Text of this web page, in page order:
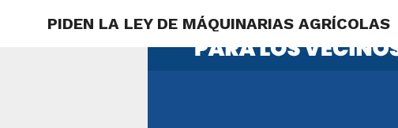
PIDEN LA LEY DE MÁQUINARIAS AGRÍCOLAS